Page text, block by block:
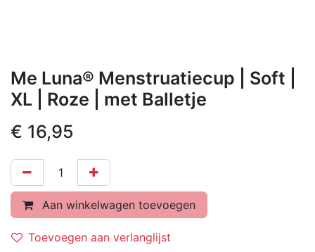
Me Luna® Menstruatiecup | Soft |
XL | Roze | met Balletje
€ 16,95
Aan winkelwagen toevoegen
Toevoegen aan verlanglijst